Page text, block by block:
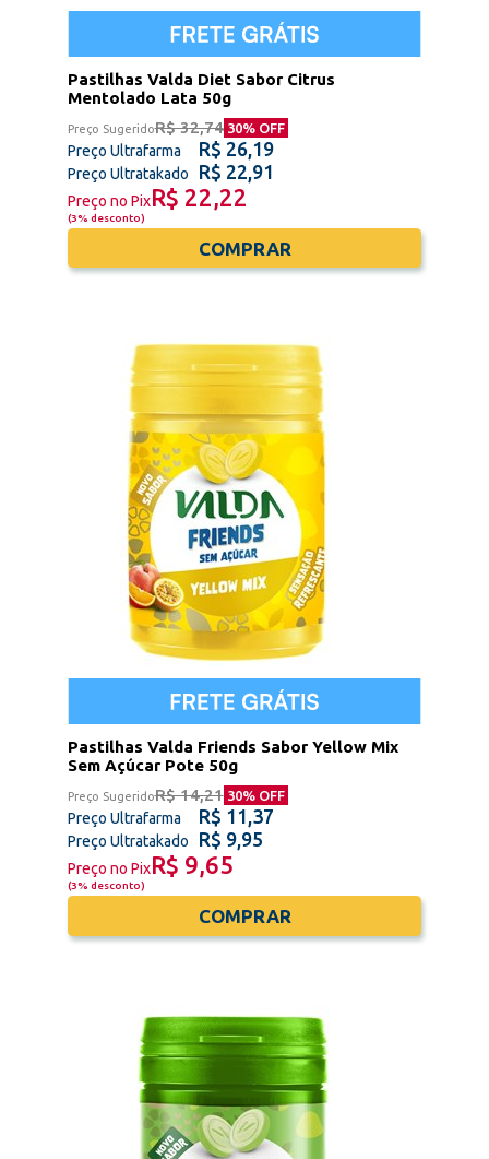
Pastilhas Valda Diet Sabor Citrus
Mentolado Lata 50g
Preço SugeridoR$ 32,74 30% OFF
Preço Ultrafarma R$ 26,19
Preço Ultratakado R$ 22,91
Preço no PixR$ 22,22
(3% desconto)
COMPRAR
Pastilhas Valda Friends Sabor Yellow Mix
Sem Açúcar Pote 50g
Preço SugeridoR$ 14,21 30% OFF
Preço Ultrafarma R$ 11,37
Preço Ultratakado R$ 9,95
Preço no PixR$ 9,65
(3% desconto)
COMPRAR